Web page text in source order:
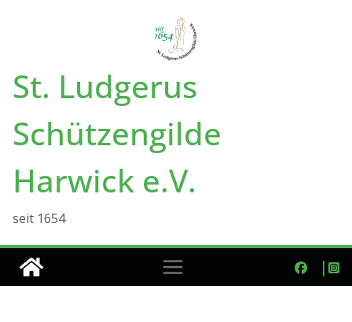
St. Ludgerus
Schützengilde
Harwick e.V.
seit 1654